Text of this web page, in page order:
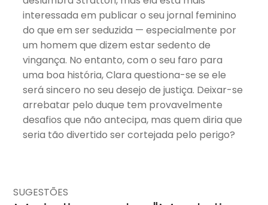
interessada em publicar o seu jornal feminino
do que em ser seduzida — especialmente por
um homem que dizem estar sedento de
vingança. No entanto, com o seu faro para
uma boa história, Clara questiona-se se ele
será sincero no seu desejo de justiça. Deixar-se
arrebatar pelo duque tem provavelmente
desafios que não antecipa, mas quem diria que
seria tão divertido ser cortejada pelo perigo?
SUGESTÕES